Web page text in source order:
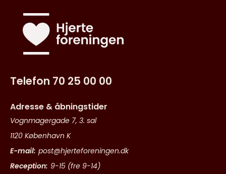
Telefon 70 25 00 00
Adresse & åbningstider
Vognmagergade 7, 3. sal
1120 København K
E-mail: post@hjerteforeningen.dk
Reception: 9-15 (fre 9-14)